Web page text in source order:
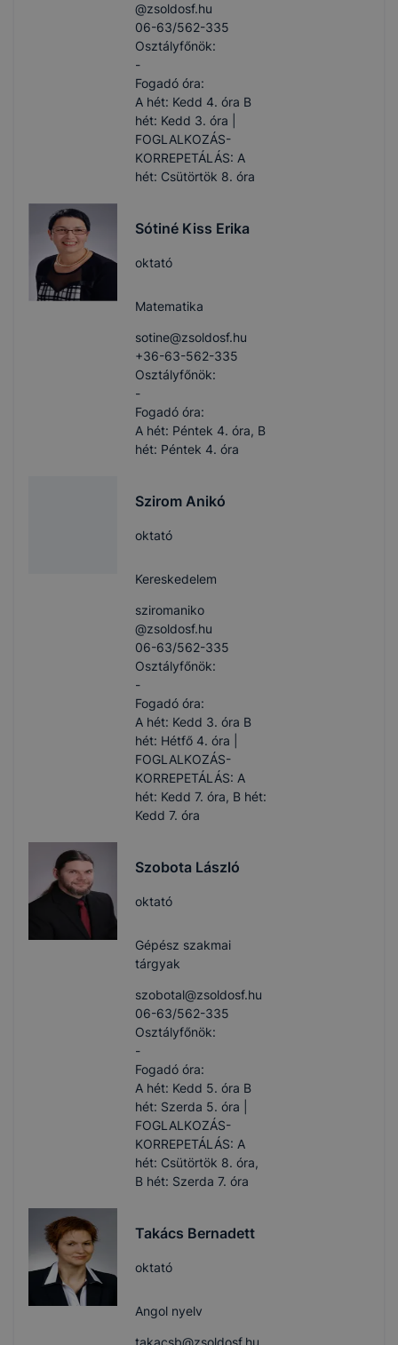
@zsoldosf.hu
06-63/562-335
Osztályfőnök:
-
Fogadó óra:
A hét: Kedd 4. óra B
hét: Kedd 3. óra |
FOGLALKOZÁS-
KORREPETÁLÁS: A
hét: Csütörtök 8. óra
Sótiné Kiss Erika
oktató
Matematika
sotine​@zsoldosf.hu
+36-63-562-335
Osztályfőnök:
-
Fogadó óra:
A hét: Péntek 4. óra, B
hét: Péntek 4. óra
Szirom Anikó
oktató
Kereskedelem
sziromaniko​
@zsoldosf.hu
06-63/562-335
Osztályfőnök:
-
Fogadó óra:
A hét: Kedd 3. óra B
hét: Hétfő 4. óra |
FOGLALKOZÁS-
KORREPETÁLÁS: A
hét: Kedd 7. óra, B hét:
Kedd 7. óra
Szobota László
oktató
Gépész szakmai
tárgyak
szobotal​@zsoldosf.hu
06-63/562-335
Osztályfőnök:
-
Fogadó óra:
A hét: Kedd 5. óra B
hét: Szerda 5. óra |
FOGLALKOZÁS-
KORREPETÁLÁS: A
hét: Csütörtök 8. óra,
B hét: Szerda 7. óra
Takács Bernadett
oktató
Angol nyelv